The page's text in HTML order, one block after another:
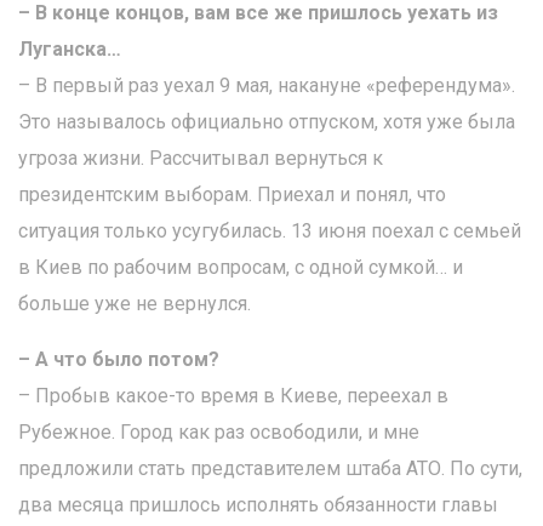
– В конце концов, вам все же пришлось уехать из
Луганска…
– В первый раз уехал 9 мая, накануне «референдума».
Это называлось официально отпуском, хотя уже была
угроза жизни. Рассчитывал вернуться к
президентским выборам. Приехал и понял, что
ситуация только усугубилась. 13 июня поехал с семьей
в Киев по рабочим вопросам, с одной сумкой… и
больше уже не вернулся.
– А что было потом?
– Пробыв какое-то время в Киеве, переехал в
Рубежное. Город как раз освободили, и мне
предложили стать представителем штаба АТО. По сути,
два месяца пришлось исполнять обязанности главы